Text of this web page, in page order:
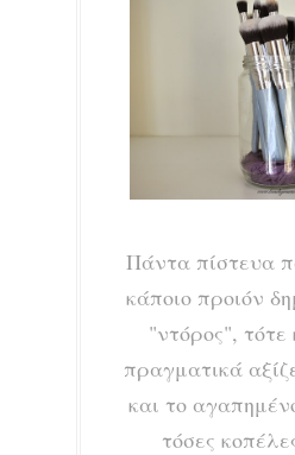
Πάντα πίστευα
κάποιο προιόν
"ντόρος", τότε
πραγματικά
και το
τόσες